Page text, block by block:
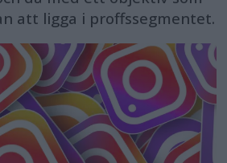
att ligga i proffssegmentet.